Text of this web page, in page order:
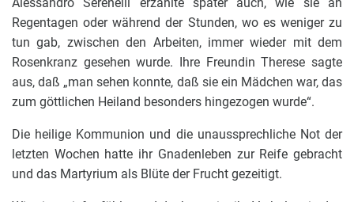
Regentagen oder während der Stunden, wo es weniger zu
tun gab, zwischen den Arbeiten, immer wieder mit dem
Rosenkranz gesehen wurde. Ihre Freundin Therese sagte
aus, daß „man sehen konnte, daß sie ein Mädchen war, das
zum göttlichen Heiland besonders hingezogen wurde“.
Die heilige Kommunion und die unaussprechliche Not der
letzten Wochen hatte ihr Gnadenleben zur Reife gebracht
und das Martyrium als Blüte der Frucht gezeitigt.